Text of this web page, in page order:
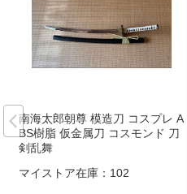
南海太郎朝尊 模造刀 コスプレ A
BS樹脂 仮金属刀 コスモンド 刀
剣乱舞
マイストア在庫： 102